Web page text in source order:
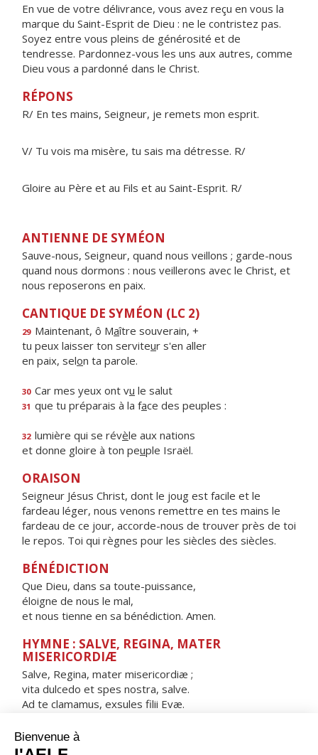
En vue de votre délivrance, vous avez reçu en vous la
marque du Saint-Esprit de Dieu : ne le contristez pas.
Soyez entre vous pleins de générosité et de
tendresse. Pardonnez-vous les uns aux autres, comme
Dieu vous a pardonné dans le Christ.
RÉPONS
R/ En tes mains, Seigneur, je remets mon esprit.
V/ Tu vois ma misère, tu sais ma détresse. R/
Gloire au Père et au Fils et au Saint-Esprit. R/
ANTIENNE DE SYMÉON
Sauve-nous, Seigneur, quand nous veillons ; garde-nous
quand nous dormons : nous veillerons avec le Christ, et
nous reposerons en paix.
CANTIQUE DE SYMÉON (LC 2)
29 Maintenant, ô Maître souverain, +
tu peux laisser ton serviteur s'en aller
en paix, selon ta parole.
30 Car mes yeux ont vu le salut
31 que tu préparais à la face des peuples :
32 lumière qui se révèle aux nations
et donne gloire à ton peuple Israël.
ORAISON
Seigneur Jésus Christ, dont le joug est facile et le
fardeau léger, nous venons remettre en tes mains le
fardeau de ce jour, accorde-nous de trouver près de toi
le repos. Toi qui règnes pour les siècles des siècles.
BÉNÉDICTION
Que Dieu, dans sa toute-puissance,
éloigne de nous le mal,
et nous tienne en sa bénédiction. Amen.
HYMNE : SALVE, REGINA, MATER
MISERICORDIÆ
Salve, Regina, mater misericordiæ ;
vita dulcedo et spes nostra, salve.
Ad te clamamus, exsules filii Evæ.
in hac lacrimarum valle.